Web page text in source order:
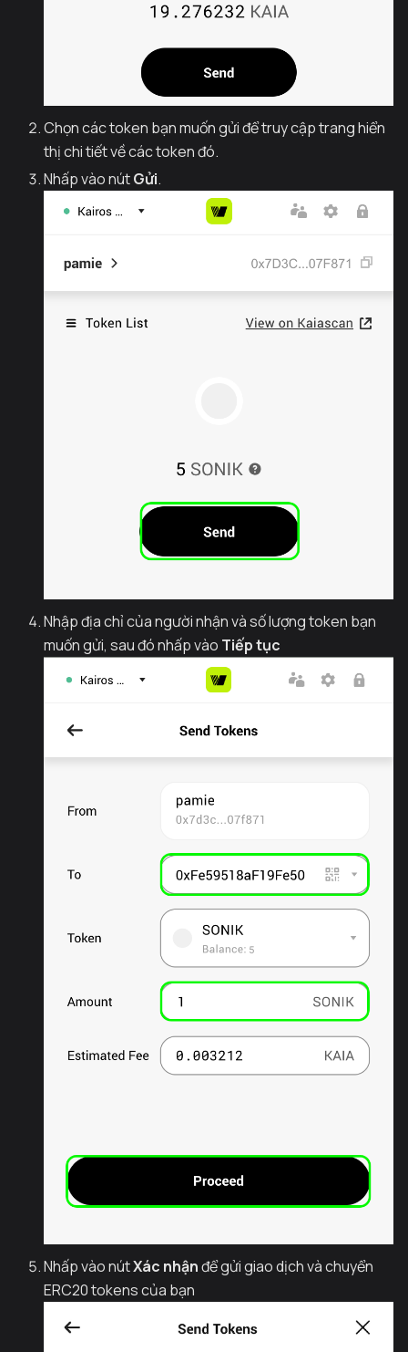
Chọn các token bạn muốn gửi để truy cập trang hiển
thị chi tiết về các token đó.
Nhấp vào nútGửi.
Nhập địa chỉ của người nhận và số lượng token bạn
muốn gửi, sau đó nhấp vào Tiếp tục
Nhấp vào nútXác nhậnđể gửi giao dịch và chuyển
ERC20 tokens của bạn